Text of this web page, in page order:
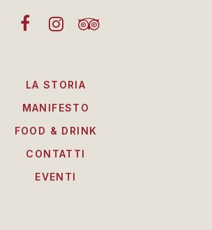
LA STORIA
MANIFESTO
FOOD & DRINK
CONTATTI
EVENTI